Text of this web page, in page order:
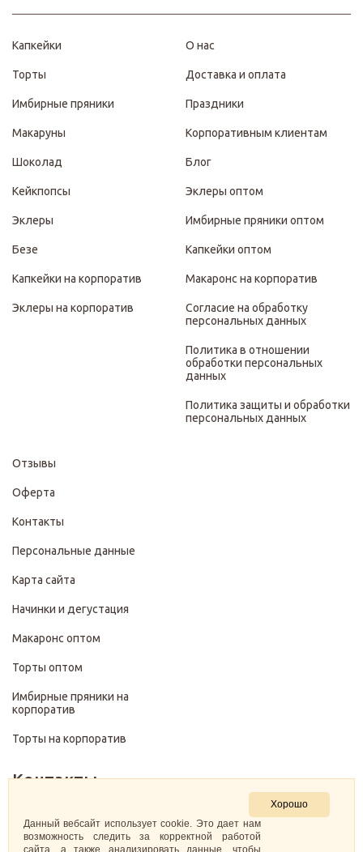
Капкейки
Торты
Имбирные пряники
Макаруны
Шоколад
Кейкпопсы
Эклеры
Безе
Капкейки на корпоратив
Эклеры на корпоратив
О нас
Доставка и оплата
Праздники
Корпоративным клиентам
Блог
Эклеры оптом
Имбирные пряники оптом
Капкейки оптом
Макаронс на корпоратив
Согласие на обработку
персональных данных
Политика в отношении
обработки персональных
данных
Политика защиты и обработки
персональных данных
Отзывы
Оферта
Контакты
Персональные данные
Карта сайта
Начинки и дегустация
Макаронс оптом
Торты оптом
Имбирные пряники на
корпоратив
Торты на корпоратив
Контакты
+7 (499) 322-28-29
Хорошо
Данный вебсайт использует cookie. Это дает нам
возможность следить за корректной работой
сайта, а также анализировать данные, чтобы